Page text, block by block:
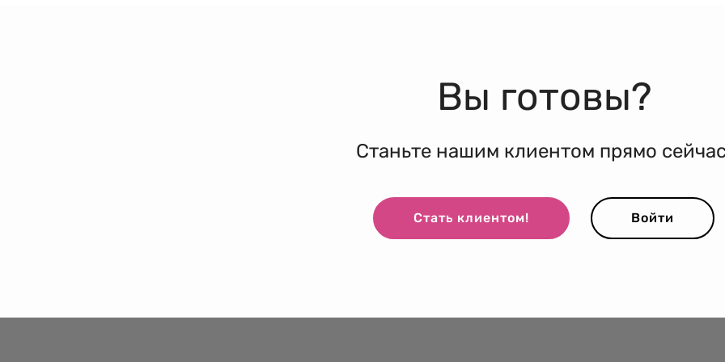
Вы готовы?
Станьте нашим клиентом прямо
Стать клиентом! Войти